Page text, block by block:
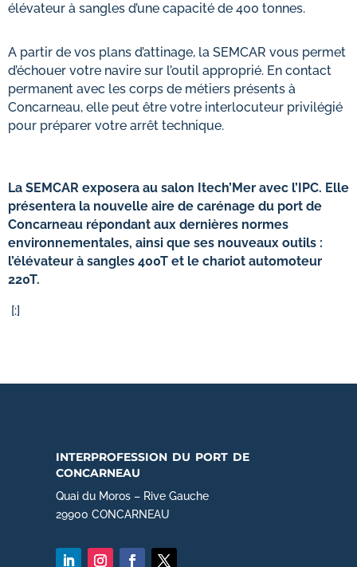
élévateur à sangles d’une capacité de 400 tonnes.
A partir de vos plans d’attinage, la SEMCAR vous permet
d’échouer votre navire sur l’outil approprié. En contact
permanent avec les corps de métiers présents à
Concarneau, elle peut être votre interlocuteur privilégié
pour préparer votre arrêt technique.
La SEMCAR exposera au salon Itech’Mer avec l’IPC. Elle
présentera la nouvelle aire de carénage du port de
Concarneau répondant aux dernières normes
environnementales, ainsi que ses nouveaux outils :
l’élévateur à sangles 400T et le chariot automoteur
220T.
[:]
interprofession du port de
concarneau
Quai du Moros – Rive Gauche
29900 CONCARNEAU